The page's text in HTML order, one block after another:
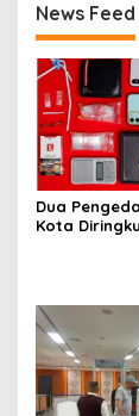
News Feed
Dua
Kota